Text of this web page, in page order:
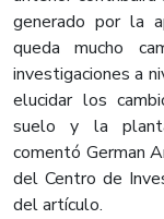
generado por la
queda mucho
investigaciones a
elucidar los
suelo y la
comentó German
del Centro de
del artículo.